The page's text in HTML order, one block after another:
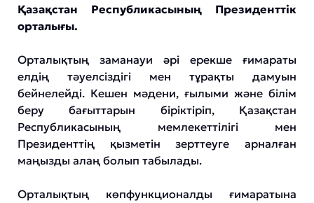
Қазақстан Республикасының Президенттік
орталығы.
Орталықтың заманауи әрі ерекше ғимараты
елдің тәуелсіздігі мен тұрақты дамуын
бейнелейді. Кешен мәдени, ғылыми және білім
беру бағыттарын біріктіріп, Қазақстан
Республикасының мемлекеттілігі мен
Президенттің қызметін зерттеуге арналған
маңызды алаң болып табылады.
Орталықтың көпфункционалды ғимаратына